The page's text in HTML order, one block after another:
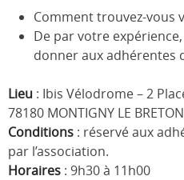
Comment trouvez-vous
De par votre
donner aux adhérentes
Lieu : Ibis Vélodrome – 2
78180 MONTIGNY LE
Conditions : réservé aux
par l’association.
Horaires : 9h30 à 11h00